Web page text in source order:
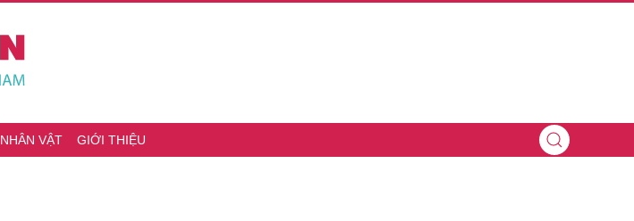
NHÂN VẬT GIỚI THIỆU